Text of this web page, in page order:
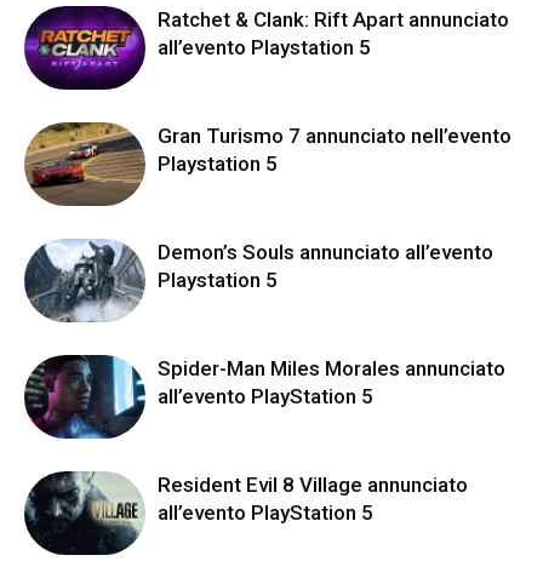
Ratchet & Clank: Rift Apart annunciato
all’evento Playstation 5
Gran Turismo 7 annunciato nell’evento
Playstation 5
Demon’s Souls annunciato all’evento
Playstation 5
Spider-Man Miles Morales annunciato
all’evento PlayStation 5
Resident Evil 8 Village annunciato
all’evento PlayStation 5